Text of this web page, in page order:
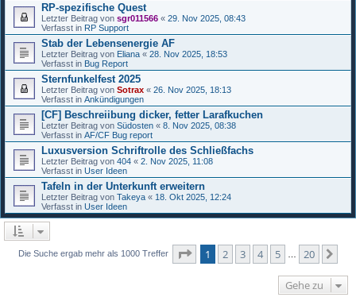
RP-spezifische Quest
Letzter Beitrag von sgr011566 « 29. Nov 2025, 08:43
Verfasst in RP Support
Stab der Lebensenergie AF
Letzter Beitrag von Eliana « 28. Nov 2025, 18:53
Verfasst in Bug Report
Sternfunkelfest 2025
Letzter Beitrag von Sotrax « 26. Nov 2025, 18:13
Verfasst in Ankündigungen
[CF] Beschreiibung dicker, fetter Larafkuchen
Letzter Beitrag von Südosten « 8. Nov 2025, 08:38
Verfasst in AF/CF Bug report
Luxusversion Schriftrolle des Schließfachs
Letzter Beitrag von 404 « 2. Nov 2025, 11:08
Verfasst in User Ideen
Tafeln in der Unterkunft erweitern
Letzter Beitrag von Takeya « 18. Okt 2025, 12:24
Verfasst in User Ideen
Die Suche ergab mehr als 1000 Treffer Seite von
1 2 3 4 5 20
Gehe zu